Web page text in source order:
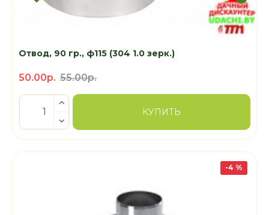
Отвод, 90 гр., ф115 (304 1.0 зерк.)
50.00р. 55.00р.
КУПИТЬ
-4 %